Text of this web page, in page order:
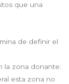
que una
de definir el
la zona donante:
esta zona no